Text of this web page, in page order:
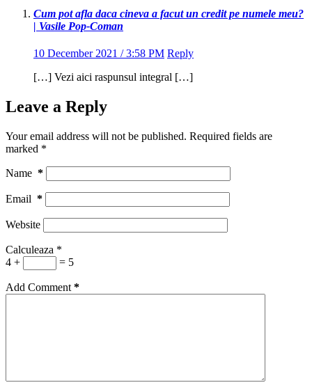
Cum pot afla daca cineva a facut un credit pe numele meu?
| Vasile Pop-Coman
10 December 2021 / 3:58 PM Reply
[…] Vezi aici raspunsul integral […]
Leave a Reply
Your email address will not be published. Required fields are
marked *
Name *
Email *
Website
Calculeaza *
4 +
= 5
Add Comment *